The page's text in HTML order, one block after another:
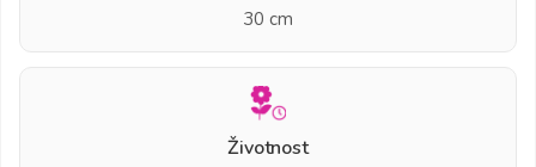
30 cm
Životnost